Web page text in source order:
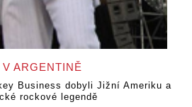
ARGENTINĚ
Business dobyli Jižní Ameriku a
rockové legendě